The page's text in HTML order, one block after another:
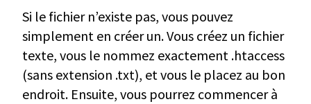
Si le fichier n’existe pas, vous pouvez
simplement en créer un. Vous créez un fichier
texte, vous le nommez exactement .htaccess
(sans extension .txt), et vous le placez au bon
endroit. Ensuite, vous pourrez commencer à